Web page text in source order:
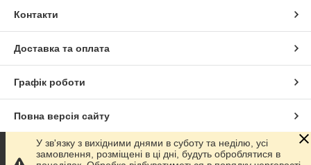
Контакти
Доставка та оплата
Графік роботи
Повна версія сайту
Сайт створено на маркетплейсі Prom.ua
У зв'язку з вихідними днями в суботу та неділю, усі
замовлення, розміщені в ці дні, будуть оброблятися в